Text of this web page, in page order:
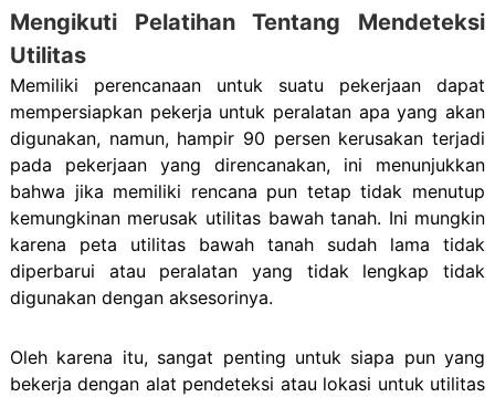
Mengikuti Pelatihan Tentang Mendeteksi
Utilitas
Memiliki perencanaan untuk suatu pekerjaan dapat
mempersiapkan pekerja untuk peralatan apa yang akan
digunakan, namun, hampir 90 persen kerusakan terjadi
pada pekerjaan yang direncanakan, ini menunjukkan
bahwa jika memiliki rencana pun tetap tidak menutup
kemungkinan merusak utilitas bawah tanah. Ini mungkin
karena peta utilitas bawah tanah sudah lama tidak
diperbarui atau peralatan yang tidak lengkap tidak
digunakan dengan aksesorinya.
Oleh karena itu, sangat penting untuk siapa pun yang
bekerja dengan alat pendeteksi atau lokasi untuk utilitas